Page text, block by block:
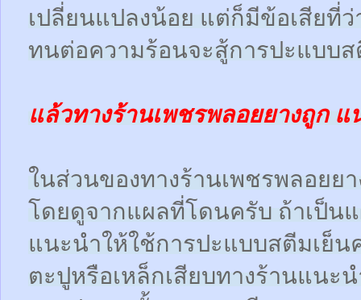
เปลี่ยนแปลงน้อย แต่ก็มีข้อเสียที่
ทนต่อความร้อนจะสู้การปะแบบ
แล้วทางร้านเพชรพลอยยางถูก
ในส่วนของทางร้านเพชรพลอยย
โดยดูจากแผลที่โดนครับ ถ้าเป็น
แนะนำให้ใช้การปะแบบสตีมเย็
ตะปูหรือเหล็กเสียบทางร้านแนะ